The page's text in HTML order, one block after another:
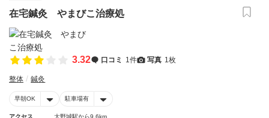
在宅鍼灸 やまびこ治療処
3.32 口コミ 1件 写真 1枚
整体 鍼灸
早朝OK 駐車場有
アクセス
大野城駅から9.6km